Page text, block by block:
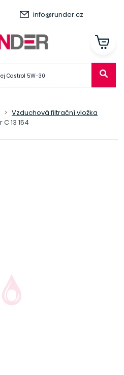
info@runder.cz
Vzduchová filtrační vložka
C 13 154